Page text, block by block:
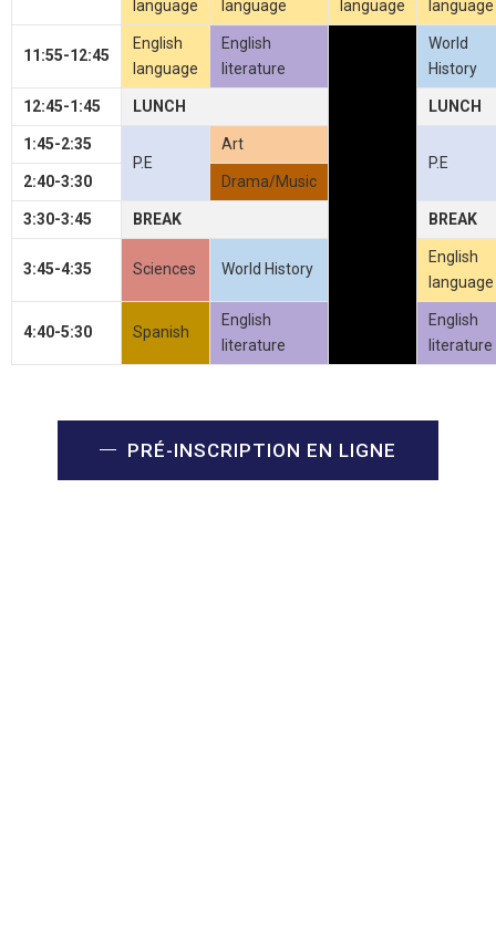
language language language language
11:55-12:45
English
language
English
literature
World
History
12:45-1:45 LUNCH LUNCH
1:45-2:35
P.E
Art
P.E
2:40-3:30
Drama/Music
3:30-3:45 BREAK BREAK
3:45-4:35 Sciences World History
English
language
4:40-5:30 Spanish
English
literature
English
literature
PRÉ-INSCRIPTION EN LIGNE